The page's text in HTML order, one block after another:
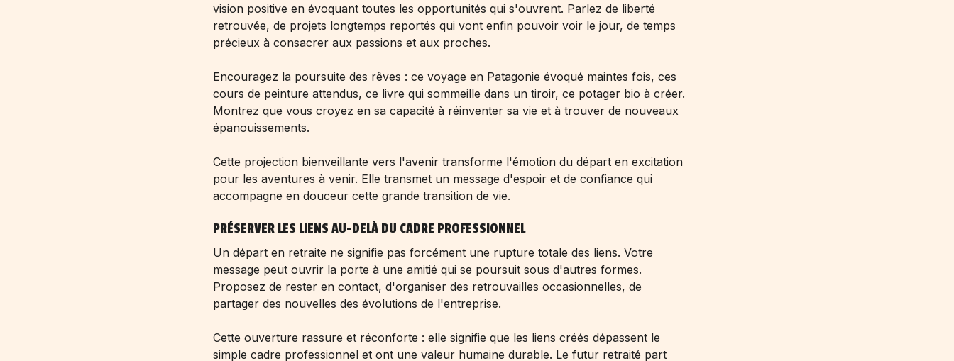
vision positive en évoquant toutes les opportunités qui s'ouvrent. Parlez de liberté
retrouvée, de projets longtemps reportés qui vont enfin pouvoir voir le jour, de temps
précieux à consacrer aux passions et aux proches.
Encouragez la poursuite des rêves : ce voyage en Patagonie évoqué maintes fois, ces
cours de peinture attendus, ce livre qui sommeille dans un tiroir, ce potager bio à créer.
Montrez que vous croyez en sa capacité à réinventer sa vie et à trouver de nouveaux
épanouissements.
Cette projection bienveillante vers l'avenir transforme l'émotion du départ en excitation
pour les aventures à venir. Elle transmet un message d'espoir et de confiance qui
accompagne en douceur cette grande transition de vie.
PRÉSERVER LES LIENS AU-DELÀ DU CADRE PROFESSIONNEL
Un départ en retraite ne signifie pas forcément une rupture totale des liens. Votre
message peut ouvrir la porte à une amitié qui se poursuit sous d'autres formes.
Proposez de rester en contact, d'organiser des retrouvailles occasionnelles, de
partager des nouvelles des évolutions de l'entreprise.
Cette ouverture rassure et réconforte : elle signifie que les liens créés dépassent le
simple cadre professionnel et ont une valeur humaine durable. Le futur retraité part